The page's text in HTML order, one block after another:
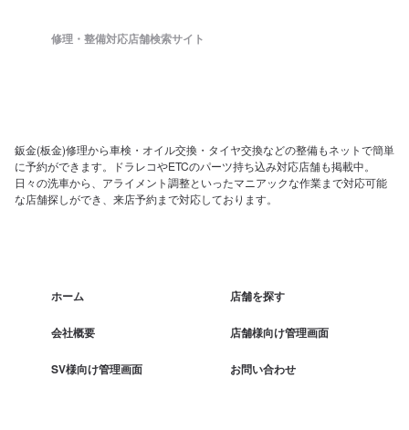
修理・整備対応店舗検索サイト
鈑金(板金)修理から車検・オイル交換・タイヤ交換などの整備もネットで簡単
に予約ができます。ドラレコやETCのパーツ持ち込み対応店舗も掲載中。
日々の洗車から、アライメント調整といったマニアックな作業まで対応可能
な店舗探しができ、来店予約まで対応しております。
ホーム 店舗を探す
会社概要 店舗様向け管理画面
SV様向け管理画面 お問い合わせ